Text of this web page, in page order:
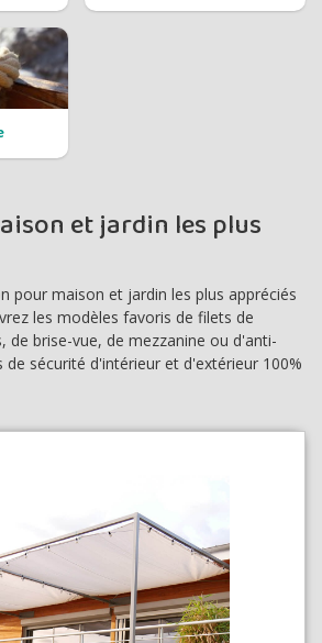
et jardin les plus
pour maison et jardin les plus appréciés
les modèles favoris de filets de
de brise-vue, de mezzanine ou d'anti-
sécurité d'intérieur et d'extérieur 100%